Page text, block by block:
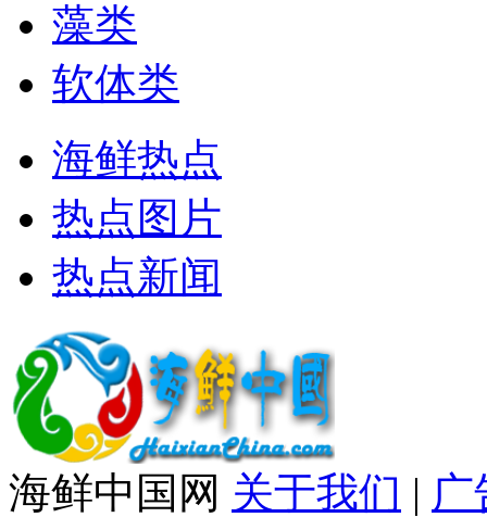
藻类
软体类
海鲜热点
热点图片
热点新闻
海鲜中国网 关于我们 | 广